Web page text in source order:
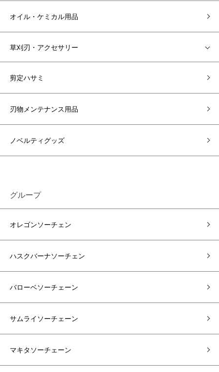
オイル・ケミカル用品
草刈刃・アクセサリー
剪定ハサミ
刃物メンテナンス用品
ノベルティグッズ
グループ
オレゴンソーチェン
ハスクバーナソーチェン
バローベソーチェーン
サムライソーチェーン
マキタソーチェーン